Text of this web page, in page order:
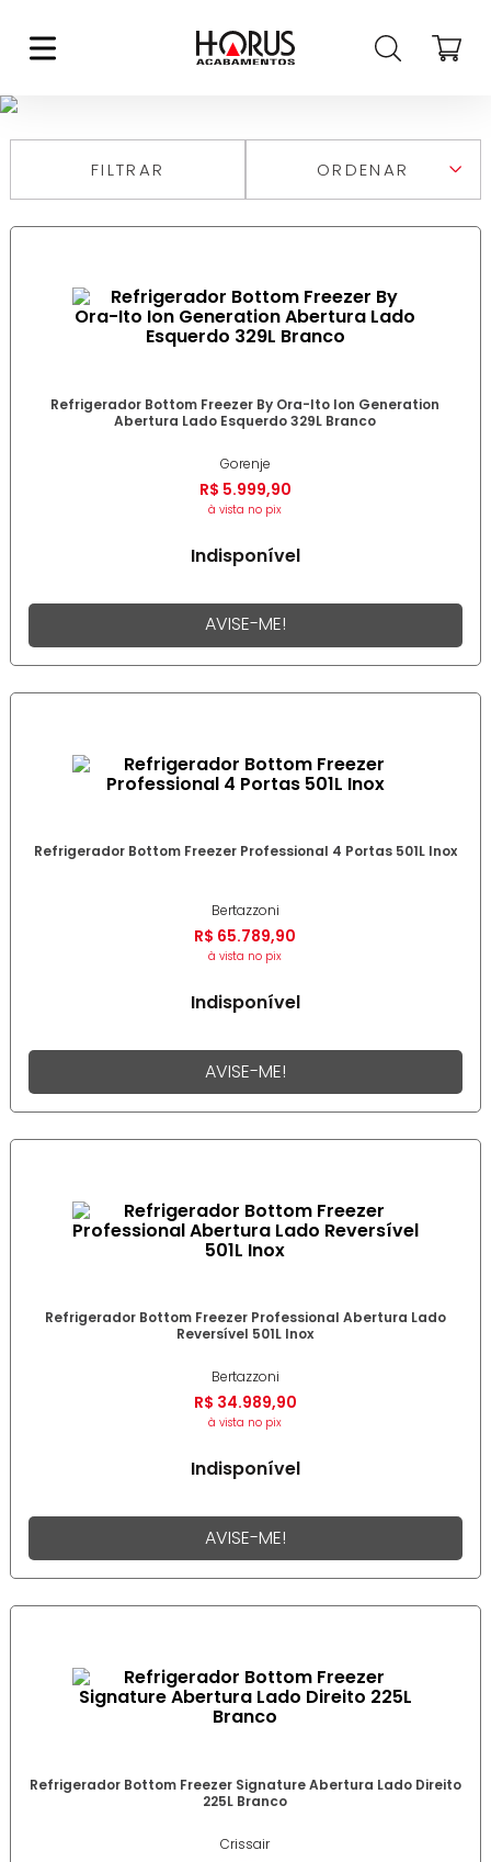
FILTRAR
MAIS VENDIDOS
MAIOR PREÇO
MENOR PREÇO
DE A A Z
Refrigerador Bottom Freezer By Ora-Ito Ion Generation
Abertura Lado Esquerdo 329L Branco
Gorenje
R$ 5.999,90
à vista no pix
Indisponível
AVISE-ME!
Refrigerador Bottom Freezer Professional 4 Portas 501L Inox
Bertazzoni
R$ 65.789,90
à vista no pix
Indisponível
AVISE-ME!
Refrigerador Bottom Freezer Professional Abertura Lado
Reversível 501L Inox
Bertazzoni
R$ 34.989,90
à vista no pix
Indisponível
AVISE-ME!
Refrigerador Bottom Freezer Signature Abertura Lado Direito
225L Branco
Crissair